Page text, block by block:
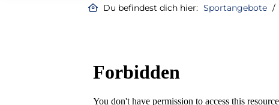
Du befindest dich hier: Sportangebote